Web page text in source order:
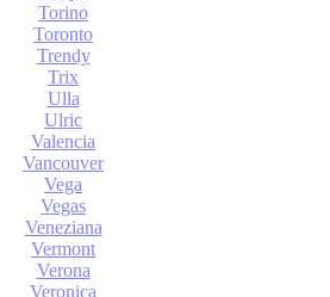
Torino
Toronto
Trendy
Trix
Ulla
Ulric
Valencia
Vancouver
Vega
Vegas
Veneziana
Vermont
Verona
Veronica